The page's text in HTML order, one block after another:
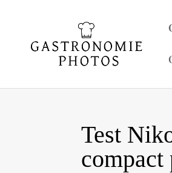
Test
compact